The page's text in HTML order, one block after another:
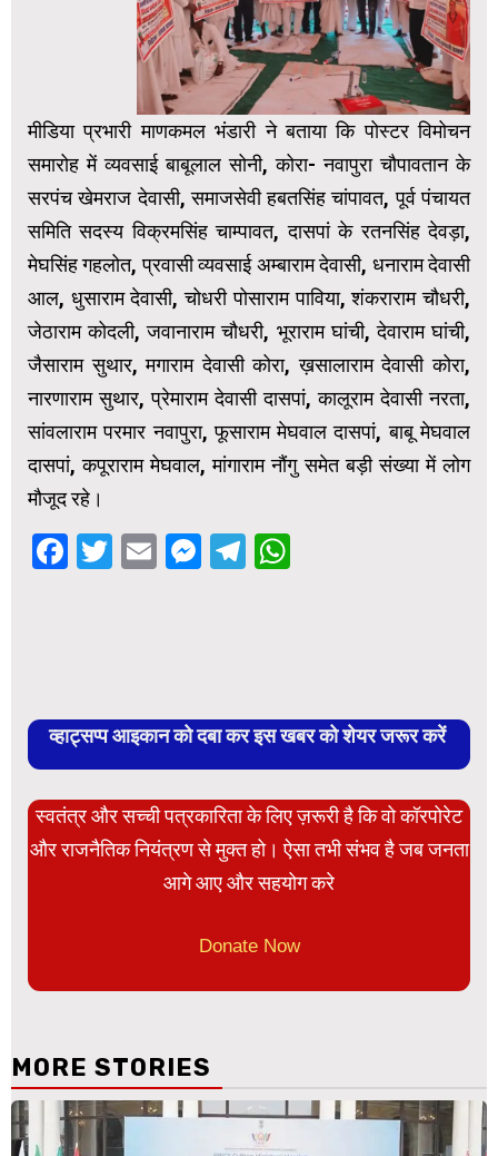
मीडिया प्रभारी माणकमल भंडारी ने बताया कि पोस्टर विमोचन
समारोह में व्यवसाई बाबूलाल सोनी, कोरा- नवापुरा चौपावतान के
सरपंच खेमराज देवासी, समाजसेवी हबतसिंह चांपावत, पूर्व पंचायत
समिति सदस्य विक्रमसिंह चाम्पावत, दासपां के रतनसिंह देवड़ा,
मेघसिंह गहलोत, प्रवासी व्यवसाई अम्बाराम देवासी, धनाराम देवासी
आल, धुसाराम देवासी, चोधरी पोसाराम पाविया, शंकराराम चौधरी,
जेठाराम कोदली, जवानाराम चौधरी, भूराराम घांची, देवाराम घांची,
जैसाराम सुथार, मगाराम देवासी कोरा, ख़सालाराम देवासी कोरा,
नारणाराम सुथार, प्रेमाराम देवासी दासपां, कालूराम देवासी नरता,
सांवलाराम परमार नवापुरा, फूसाराम मेघवाल दासपां, बाबू मेघवाल
दासपां, कपूराराम मेघवाल, मांगाराम नौंगु समेत बड़ी संख्या में लोग
मौजूद रहे।
Facebook
Twitter
EmailMessenger
Telegram
व्हाट्सप्प आइकान को दबा कर इस खबर को शेयर जरूर करें
स्वतंत्र और सच्ची पत्रकारिता के लिए ज़रूरी है कि वो कॉरपोरेट
और राजनैतिक नियंत्रण से मुक्त हो। ऐसा तभी संभव है जब जनता
आगे आए और सहयोग करे
Donate Now
MORE STORIES